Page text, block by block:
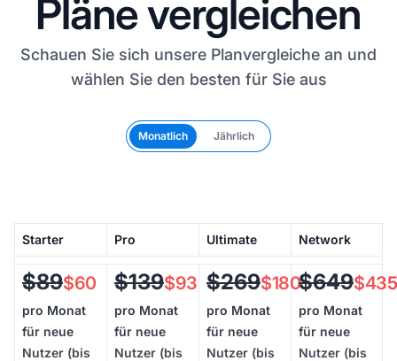
Pläne vergleichen
Schauen Sie sich unsere Planvergleiche an und
wählen Sie den besten für Sie aus
Monatlich Jährlich
Starter Pro Ultimate Network
$89$60
pro Monat
für neue
Nutzer (bis
$139$93
pro Monat
für neue
Nutzer (bis
$269$180
pro Monat
für neue
Nutzer (bis
$649$435
pro Monat
für neue
Nutzer (bis